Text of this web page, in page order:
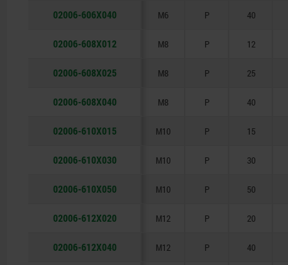
02006-606X040 M6 P 40
02006-608X012 M8 P 12
02006-608X025 M8 P 25
02006-608X040 M8 P 40
02006-610X015 M10 P 15
02006-610X030 M10 P 30
02006-610X050 M10 P 50
02006-612X020 M12 P 20
02006-612X040 M12 P 40